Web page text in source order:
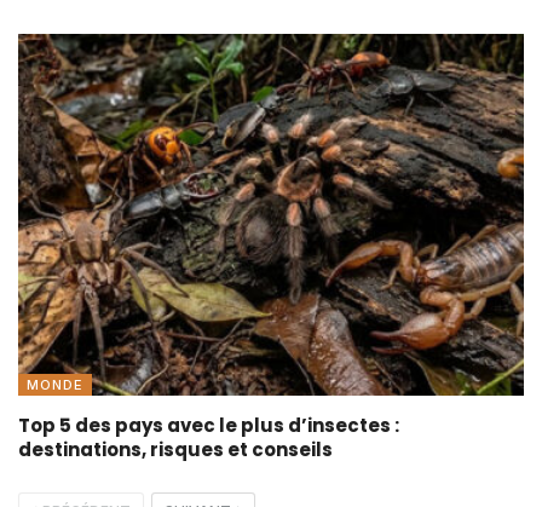
MONDE
Top 5 des pays avec le plus d’insectes :
destinations, risques et conseils